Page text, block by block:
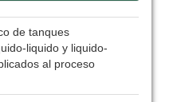
de tanques
liquido y liquido-
al proceso